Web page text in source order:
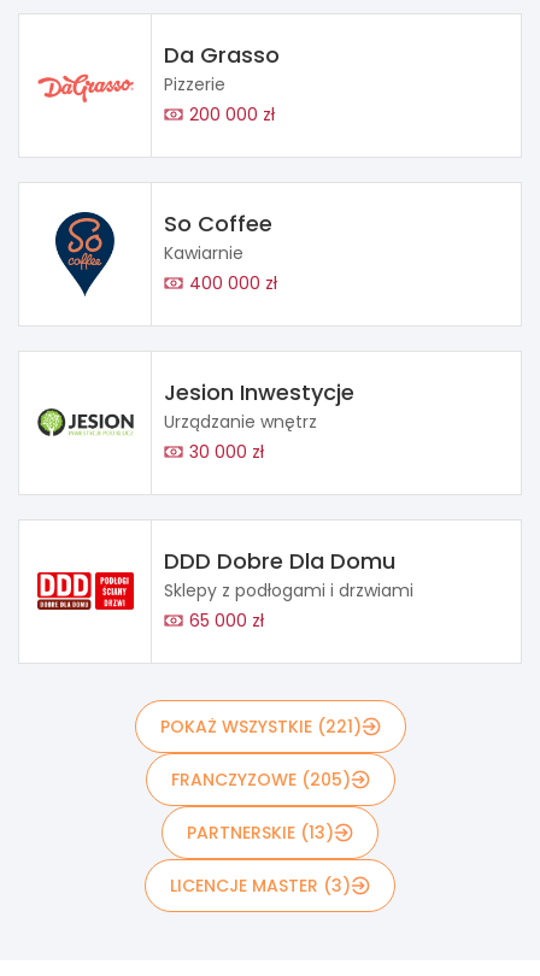
Da Grasso
Pizzerie
200 000 zł
So Coffee
Kawiarnie
400 000 zł
Jesion Inwestycje
Urządzanie wnętrz
30 000 zł
DDD Dobre Dla Domu
Sklepy z podłogami i drzwiami
65 000 zł
POKAŻ WSZYSTKIE (221)
FRANCZYZOWE (205)
PARTNERSKIE (13)
LICENCJE MASTER (3)